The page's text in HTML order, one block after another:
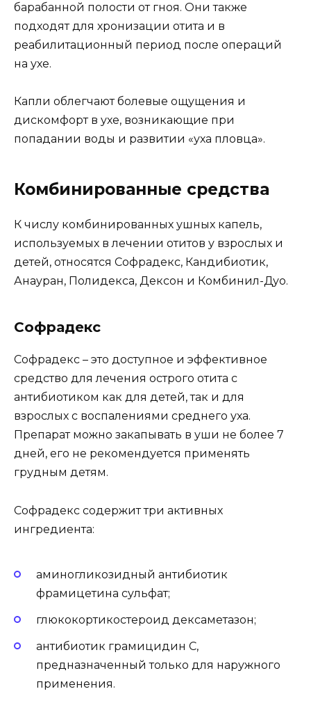
барабанной полости от гноя. Они также
подходят для хронизации отита и в
реабилитационный период после операций
на ухе.
Капли облегчают болевые ощущения и
дискомфорт в ухе, возникающие при
попадании воды и развитии «уха пловца».
Комбинированные средства
К числу комбинированных ушных капель,
используемых в лечении отитов у взрослых и
детей, относятся Софрадекс, Кандибиотик,
Анауран, Полидекса, Дексон и Комбинил-Дуо.
Софрадекс
Софрадекс – это доступное и эффективное
средство для лечения острого отита с
антибиотиком как для детей, так и для
взрослых с воспалениями среднего уха.
Препарат можно закапывать в уши не более 7
дней, его не рекомендуется применять
грудным детям.
Софрадекс содержит три активных
ингредиента:
аминогликозидный антибиотик
фрамицетина сульфат;
глюкокортикостероид дексаметазон;
антибиотик грамицидин С,
предназначенный только для наружного
применения.